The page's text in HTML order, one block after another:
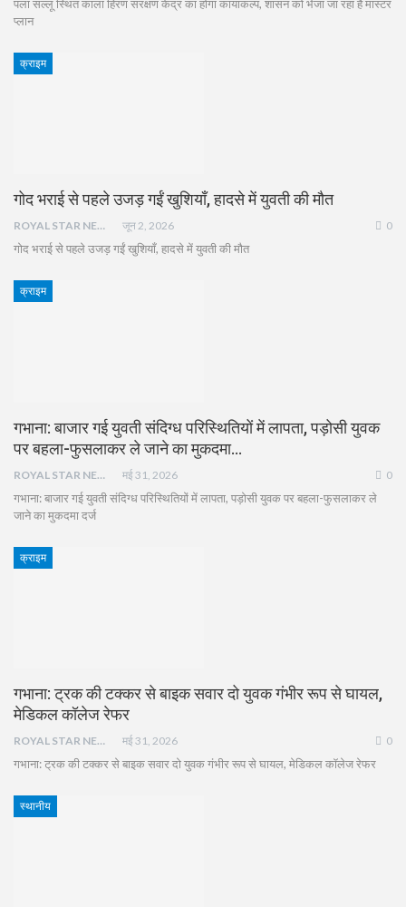
पला सल्लू स्थित काला हिरण संरक्षण केंद्र का होगा कायाकल्प, शासन को भेजा जा रहा है मास्टर
प्लान
क्राइम
गोद भराई से पहले उजड़ गईं खुशियाँ, हादसे में युवती की मौत
ROYAL STAR NEWS जून 2, 2026 0
गोद भराई से पहले उजड़ गईं खुशियाँ, हादसे में युवती की मौत
क्राइम
गभाना: बाजार गई युवती संदिग्ध परिस्थितियों में लापता, पड़ोसी युवक
पर बहला-फुसलाकर ले जाने का मुकदमा…
ROYAL STAR NEWS मई 31, 2026 0
गभाना: बाजार गई युवती संदिग्ध परिस्थितियों में लापता, पड़ोसी युवक पर बहला-फुसलाकर ले
जाने का मुकदमा दर्ज
क्राइम
गभाना: ट्रक की टक्कर से बाइक सवार दो युवक गंभीर रूप से घायल,
मेडिकल कॉलेज रेफर
ROYAL STAR NEWS मई 31, 2026 0
गभाना: ट्रक की टक्कर से बाइक सवार दो युवक गंभीर रूप से घायल, मेडिकल कॉलेज रेफर
स्थानीय